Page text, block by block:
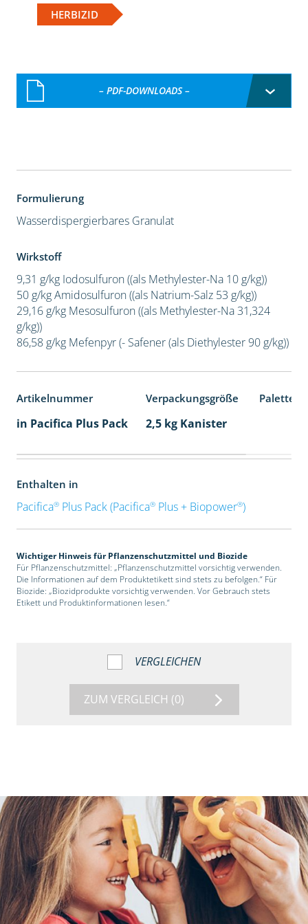
HERBIZID
– PDF-DOWNLOADS –
Formulierung
Wasserdispergierbares Granulat
Wirkstoff
9,31 g/kg Iodosulfuron ((als Methylester-Na 10 g/kg))
50 g/kg Amidosulfuron ((als Natrium-Salz 53 g/kg))
29,16 g/kg Mesosulfuron ((als Methylester-Na 31,324
g/kg))
86,58 g/kg Mefenpyr (- Safener (als Diethylester 90 g/kg))
Artikelnummer Verpackungsgröße
in Pacifica Plus Pack 2,5 kg Kanister
Enthalten in
Pacifica®Plus Pack (Pacifica®Plus + Biopower®)
Wichtiger Hinweis für Pflanzenschutzmittel und Biozide
Für Pflanzenschutzmittel: „Pflanzenschutzmittel vorsichtig verwenden.
Die Informationen auf dem Produktetikett sind stets zu befolgen.“ Für
Biozide: „Biozidprodukte vorsichtig verwenden. Vor Gebrauch stets
Etikett und Produktinformationen lesen.“
VERGLEICHEN
ZUM VERGLEICH (0)